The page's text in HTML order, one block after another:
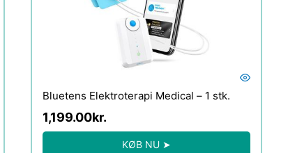
Bluetens Elektroterapi Medical – 1 stk.
1,199.00kr.
KØB NU ➤